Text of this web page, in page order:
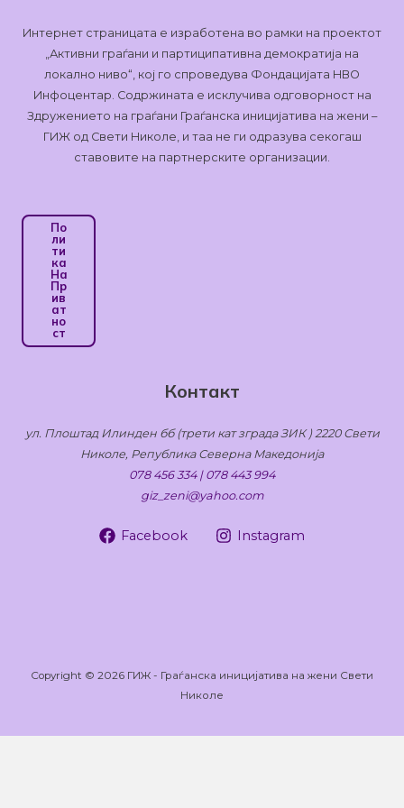
Интернет страницата е изработена во рамки на проектот
„Активни граѓани и партиципативна демократија на
локално ниво“, кој го спроведува Фондацијата НВО
Инфоцентар. Содржината е исклучива одговорност на
Здружението на граѓани Граѓанска иницијатива на жени –
ГИЖ од Свети Николе, и таа не ги одразува секогаш
ставовите на партнерските организации.
По
Ли
Ти
Ка
На
Пр
Ив
Ат
Но
Ст
Контакт
ул. Плоштад Илинден бб (трети кат зграда ЗИК ) 2220 Свети
Николе, Република Северна Македонија
078 456 334 | 078 443 994
giz_zeni@yahoo.com
Facebook Instagram
Copyright © 2026 ГИЖ - Граѓанска иницијатива на жени Свети
Николе